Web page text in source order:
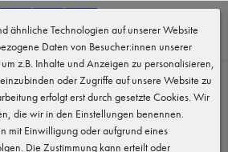
ähnliche Technologien auf unserer Website
Daten von Besucher:innen unserer
z.B. Inhalte und Anzeigen zu personalisieren,
oder Zugriffe auf unsere Website zu
erfolgt erst durch gesetzte Cookies. Wir
die wir in den Einstellungen benennen.
mit Einwilligung oder aufgrund eines
Die Zustimmung kann erteilt oder